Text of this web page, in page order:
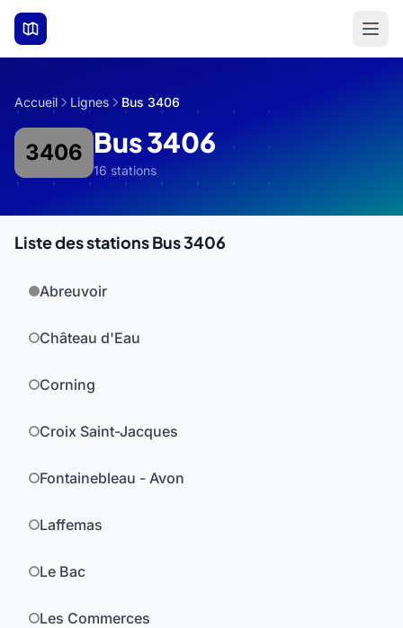
Aller au contenu principal
Accueil Lignes Bus 3406
3406 Bus 3406
16 stations
Liste des stations Bus 3406
Abreuvoir
Château d'Eau
Corning
Croix Saint-Jacques
Fontainebleau - Avon
Laffemas
Le Bac
Les Commerces